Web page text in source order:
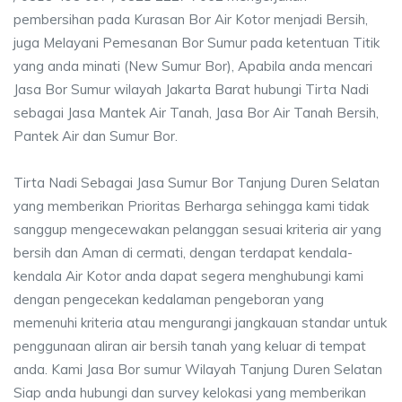
pembersihan pada Kurasan Bor Air Kotor menjadi Bersih,
juga Melayani Pemesanan Bor Sumur pada ketentuan Titik
yang anda minati (New Sumur Bor), Apabila anda mencari
Jasa Bor Sumur wilayah Jakarta Barat hubungi Tirta Nadi
sebagai Jasa Mantek Air Tanah, Jasa Bor Air Tanah Bersih,
Pantek Air dan Sumur Bor.
Tirta Nadi Sebagai Jasa Sumur Bor Tanjung Duren Selatan
yang memberikan Prioritas Berharga sehingga kami tidak
sanggup mengecewakan pelanggan sesuai kriteria air yang
bersih dan Aman di cermati, dengan terdapat kendala-
kendala Air Kotor anda dapat segera menghubungi kami
dengan pengecekan kedalaman pengeboran yang
memenuhi kriteria atau mengurangi jangkauan standar untuk
penggunaan aliran air bersih tanah yang keluar di tempat
anda. Kami Jasa Bor sumur Wilayah Tanjung Duren Selatan
Siap anda hubungi dan survey kelokasi yang memberikan